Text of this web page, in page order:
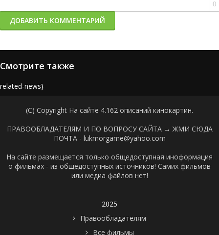
0
ДОБАВИТЬ КОММЕНТАРИЙ
Смотрите также
news}
(C) Copyright На сайте 4.162 описаний кинокартин.
ПРАВООБЛАДАТЕЛЯМ И ПО ВОПРОСУ САЙТА → ЖМИ СЮДА
ПОЧТА - lukmorgame@yahoo.com
На сайте размещается только общедоступная иноформация
о фильмах - из общедоступных источников! Самих фильмов
или медиа файлов нет!
2025
Правообладателям
Все фильмы